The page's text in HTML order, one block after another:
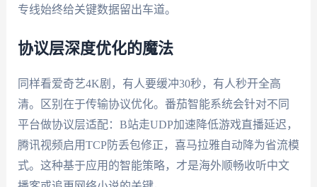
专线始终给关键数据留出车道。
协议层深度优化的魔法
同样看爱奇艺4K剧，有人要缓冲30秒，有人秒开全高
清。区别在于传输协议优化。番茄智能系统会针对不同
平台做协议层适配：B站走UDP加速降低游戏直播延迟，
腾讯视频启用TCP防丢包修正，喜马拉雅自动降为省流模
式。这种基于应用的智能策略，才是海外顺畅收听中文